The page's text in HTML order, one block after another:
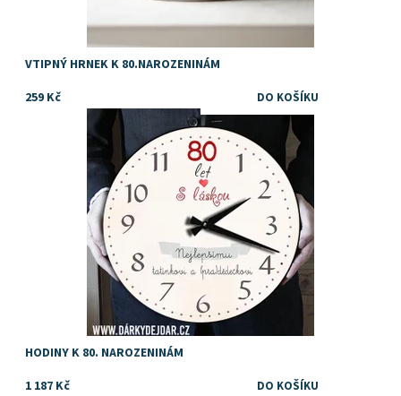
VTIPNÝ HRNEK K 80.NAROZENINÁM
259 Kč
Dostupnost:
Skladem
HODINY K 80. NAROZENINÁM
1 187 Kč